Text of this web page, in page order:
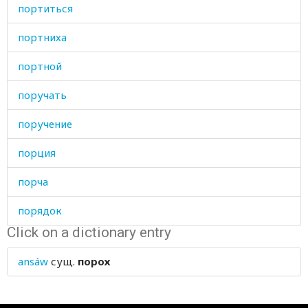
портиться
портниха
портной
поручать
поручение
порция
порча
порядок
по-своему
посев
Click on a dictionary entry
ansáw сущ. порох